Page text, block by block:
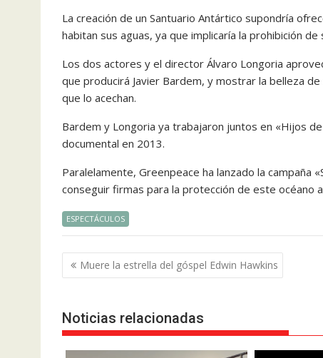
La creación de un Santuario Antártico supondría
habitan sus aguas, ya que implicaría la prohibición
Los dos actores y el director Álvaro Longoria
que producirá Javier Bardem, y mostrar la belleza
que lo acechan.
Bardem y Longoria ya trabajaron juntos en «Hijos
documental en 2013.
Paralelamente, Greenpeace ha lanzado la
conseguir firmas para la protección de este
ESPECTÁCULOS
Navegación
de
Muere la estrella del góspel Edwin Hawkins
Noticias relacionadas